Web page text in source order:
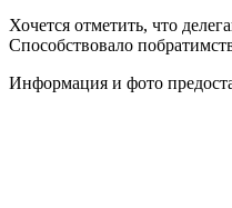
Хочется отметить, что
Способствовало
Информация и фото